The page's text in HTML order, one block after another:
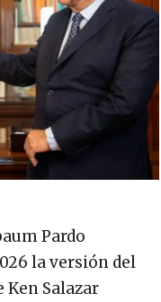
Pardo
la versión del
Ken Salazar